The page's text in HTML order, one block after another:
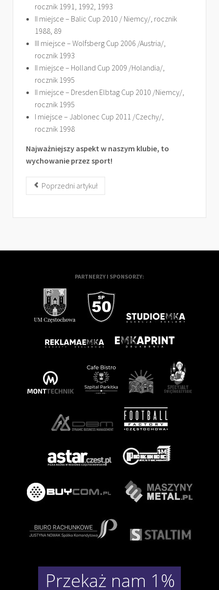
rocznik 1991, 1992, 1993
II miejsce – Balic Cup 2010 / Niemcy/, rocznik
1988, 89
III miejsce – Wolfsberg Cup 2006 /Austria/,
rocznik 1993
II miejsce – Holland Cup 2009 /Holandia/,
rocznik 1995
II miejsce – Dresden Elbtag Cup 2010 /Niemcy/,
rocznik 1995
I miejsce – Jablonec Cup 2011 /Czechy/,
rocznik 1998
Najważniejszy aspekt w naszym klubie, to
wychowanie przez sport!
Poprzedni artykuł
PARTNERZY I SPONSORZY: